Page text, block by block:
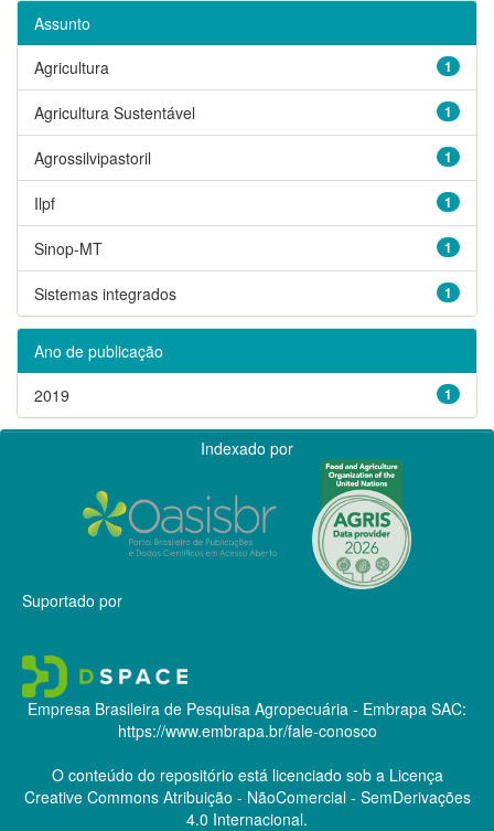
Assunto
1
Agricultura
1
Agricultura Sustentável
1
Agrossilvipastoril
1
Ilpf
1
Sinop-MT
1
Sistemas integrados
Ano de publicação
1
2019
Indexado por
Suportado por
Empresa Brasileira de Pesquisa Agropecuária - Embrapa SAC:
https://www.embrapa.br/fale-conosco
O conteúdo do repositório está licenciado sob a Licença
Creative CommonsAtribuição - NãoComercial - SemDerivações
4.0 Internacional.